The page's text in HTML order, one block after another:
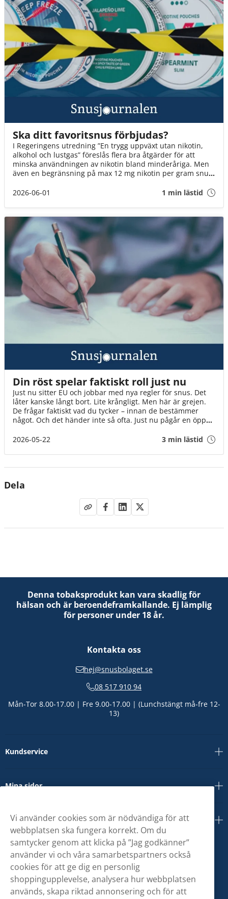
Ska ditt favoritsnus förbjudas?
I Regeringens utredning ”En trygg uppväxt utan nikotin,
alkohol och lustgas” föreslås flera bra åtgärder för att
minska användningen av nikotin bland minderåriga. Men
även en begränsning på max 12 mg nikotin per gram snus
mycket hårt slag mot Sveriges snusare. Om inte
kommer 3 av 4 av oss att drabbas.
2026-06-01 1 min lästid
Din röst spelar faktiskt roll just nu
Just nu sitter EU och jobbar med nya regler för snus. Det
låter kanske långt bort. Lite krångligt. Men här är grejen.
De frågar faktiskt vad du tycker – innan de bestämmer
något. Och det händer inte så ofta. Just nu pågår en öppen
organisationer, utan helt vanliga människor. Som du. Det
din.
2026-05-22 3 min lästid
Dela
Denna tobaksprodukt kan vara skadlig för
hälsan och är beroendeframkallande. Ej lämplig
för personer under 18 år.
Kontakta oss
hej@snusbolaget.se
08 517 910 94
Mån-Tor 8.00-17.00 | Fre 9.00-17.00 | (Lunchstängt må-fre 12-
13)
Kundservice
Mina sidor
Om oss
Vi använder cookies som är nödvändiga för att
webbplatsen ska fungera korrekt. Om du
samtycker genom att klicka på ”Jag godkänner”
använder vi och våra samarbetspartners också
cookies för att ge dig en personlig
shoppingupplevelse, analysera hur webbplatsen
används, skapa riktad annonsering och för att